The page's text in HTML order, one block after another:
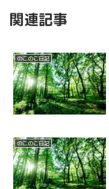
関連記事
のこのこ日記
のこのこ日記